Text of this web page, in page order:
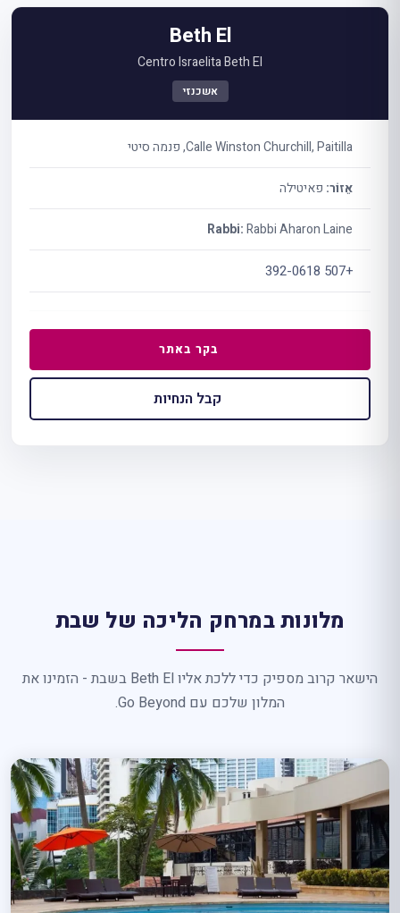
Beth El
Centro Israelita Beth El
אשכנזי
Calle Winston Churchill, Paitilla, פנמה סיטי
אֵזוֹר: פאיטילה
Rabbi:Rabbi Aharon Laine
+507 392-0618
בקר באתר
קבל הנחיות
מלונות במרחק הליכה של שבת
הישאר קרוב מספיק כדי ללכת אליו Beth El בשבת - הזמינו את
המלון שלכם עם Go Beyond.